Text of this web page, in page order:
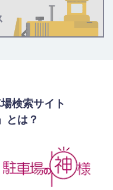
検索サイト
とは？